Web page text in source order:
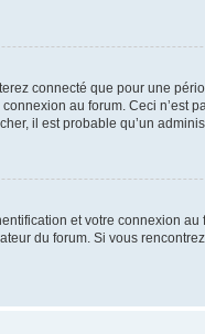
connecté que pour une
au forum. Ceci
il est probable qu’un
et votre connexion
du forum. Si vous